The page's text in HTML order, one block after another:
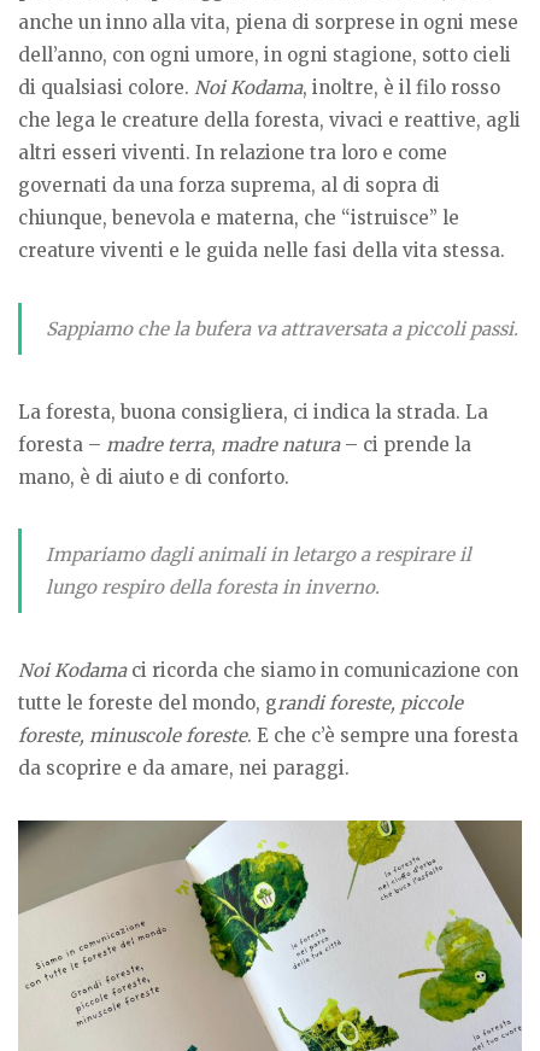
anche un inno alla vita, piena di sorprese in ogni mese
dell’anno, con ogni umore, in ogni stagione, sotto cieli
di qualsiasi colore. Noi Kodama, inoltre, è il filo rosso
che lega le creature della foresta, vivaci e reattive, agli
altri esseri viventi. In relazione tra loro e come
governati da una forza suprema, al di sopra di
chiunque, benevola e materna, che “istruisce” le
creature viventi e le guida nelle fasi della vita stessa.
Sappiamo che la bufera va attraversata a piccoli passi.
La foresta, buona consigliera, ci indica la strada. La
foresta – madre terra, madre natura– ci prende la
mano, è di aiuto e di conforto.
Impariamo dagli animali in letargo a respirare il
lungo respiro della foresta in inverno.
Noi Kodamaci ricorda che siamo in comunicazione con
tutte le foreste del mondo, grandi foreste, piccole
foreste, minuscole foreste. E che c’è sempre una foresta
da scoprire e da amare, nei paraggi.